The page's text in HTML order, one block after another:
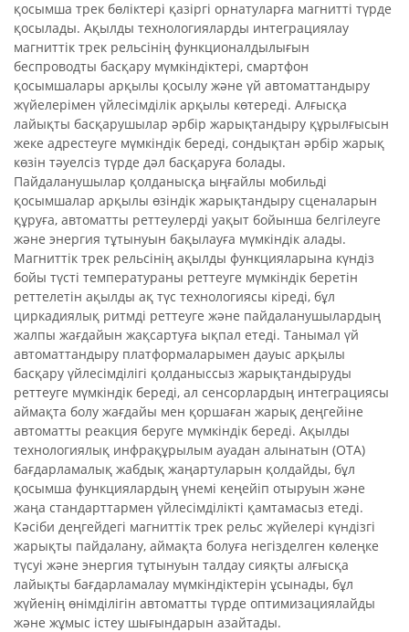
қосымша трек бөліктері қазіргі орнатуларға магнитті түрде
қосылады. Ақылды технологияларды интеграциялау
магниттік трек рельсінің функционалдылығын
беспроводты басқару мүмкіндіктері, смартфон
қосымшалары арқылы қосылу және үй автоматтандыру
жүйелерімен үйлесімділік арқылы көтереді. Алғысқа
лайықты басқарушылар әрбір жарықтандыру құрылғысын
жеке адрестеуге мүмкіндік береді, сондықтан әрбір жарық
көзін тәуелсіз түрде дәл басқаруға болады.
Пайдаланушылар қолданысқа ыңғайлы мобильді
қосымшалар арқылы өзіндік жарықтандыру сценаларын
құруға, автоматты реттеулерді уақыт бойынша белгілеуге
және энергия тұтынуын бақылауға мүмкіндік алады.
Магниттік трек рельсінің ақылды функцияларына күндіз
бойы түсті температураны реттеуге мүмкіндік беретін
реттелетін ақылды ақ түс технологиясы кіреді, бұл
циркадиялық ритмді реттеуге және пайдаланушылардың
жалпы жағдайын жақсартуға ықпал етеді. Танымал үй
автоматтандыру платформаларымен дауыс арқылы
басқару үйлесімділігі қолданыссыз жарықтандыруды
реттеуге мүмкіндік береді, ал сенсорлардың интеграциясы
аймақта болу жағдайы мен қоршаған жарық деңгейіне
автоматты реакция беруге мүмкіндік береді. Ақылды
технологиялық инфрақұрылым ауадан алынатын (OTA)
бағдарламалық жабдық жаңартуларын қолдайды, бұл
қосымша функциялардың үнемі кеңейіп отыруын және
жаңа стандарттармен үйлесімділікті қамтамасыз етеді.
Кәсіби деңгейдегі магниттік трек рельс жүйелері күндізгі
жарықты пайдалану, аймақта болуға негізделген көлеңке
түсуі және энергия тұтынуын талдау сияқты алғысқа
лайықты бағдарламалау мүмкіндіктерін ұсынады, бұл
жүйенің өнімділігін автоматты түрде оптимизациялайды
және жұмыс істеу шығындарын азайтады.